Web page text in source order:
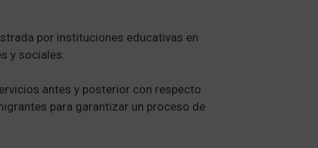
por instituciones educativas en
y sociales.
antes y posterior con respecto
para garantizar un proceso de